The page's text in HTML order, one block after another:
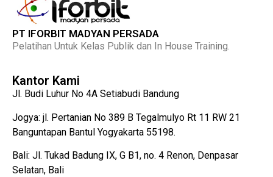
PT IFORBIT MADYAN PERSADA
Pelatihan Untuk Kelas Publik dan In House Training.
Kantor Kami
Jl. Budi Luhur No 4A Setiabudi Bandung
Jogya: jl. Pertanian No 389 B Tegalmulyo Rt 11 RW 21
Banguntapan Bantul Yogyakarta 55198.
Bali: Jl. Tukad Badung IX, G B1, no. 4 Renon, Denpasar
Selatan, Bali